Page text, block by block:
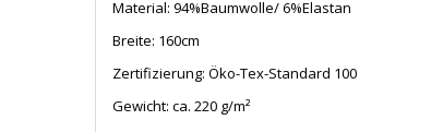
Material: 94%Baumwolle/ 6%Elastan
Breite: 160cm
Zertifizierung: Öko-Tex-Standard 100
Gewicht: ca. 220 g/m²